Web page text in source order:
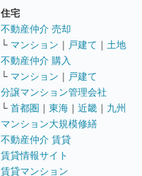
住宅
不動産仲介 売却
└ マンション ｜ 戸建て ｜ 土地
不動産仲介 購入
└ マンション ｜ 戸建て
分譲マンション管理会社
└ 首都圏 ｜ 東海 ｜ 近畿 ｜ 九州
マンション大規模修繕
不動産仲介 賃貸
賃貸情報サイト
賃貸マンション